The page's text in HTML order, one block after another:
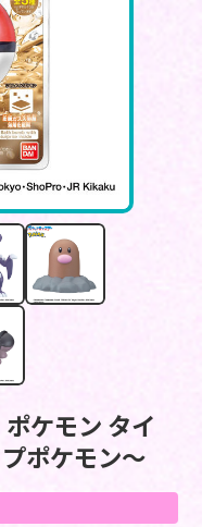
ケモン タイ
ポケモン～